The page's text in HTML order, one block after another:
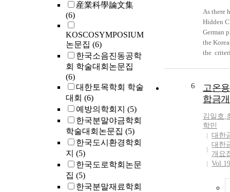
産業科學論文集
(6)
KOSCOSYMPOSIUM
논문집 (6)
한국소음진동공학
회 학술대회논문집
(6)
대한토목학회 학술
대회 (6)
예방의학회지 (5)
한국분말야금학회
학술대회논문집 (5)
한국도시환경학회
지 (5)
한국도로학회논문
집 (5)
한국분말재료학회
As there
Hidden
German
the
the
this
First, it
future
and
present
6
고온
합금
김일호,
학민
대한
대한
개요